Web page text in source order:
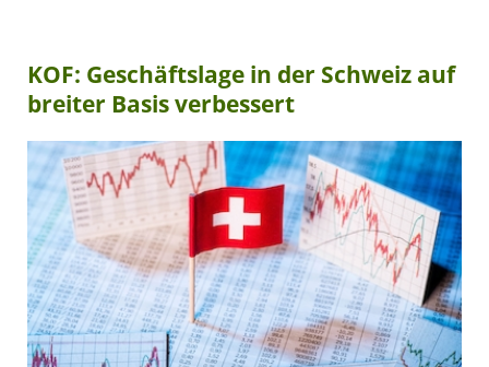
KOF: Geschäftslage in der Schweiz auf
breiter Basis verbessert